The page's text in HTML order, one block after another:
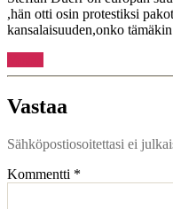
,hän otti osin protestiksi
kansalaisuuden,onko
Vastaa
Sähköpostiosoitettasi ei
Kommentti *